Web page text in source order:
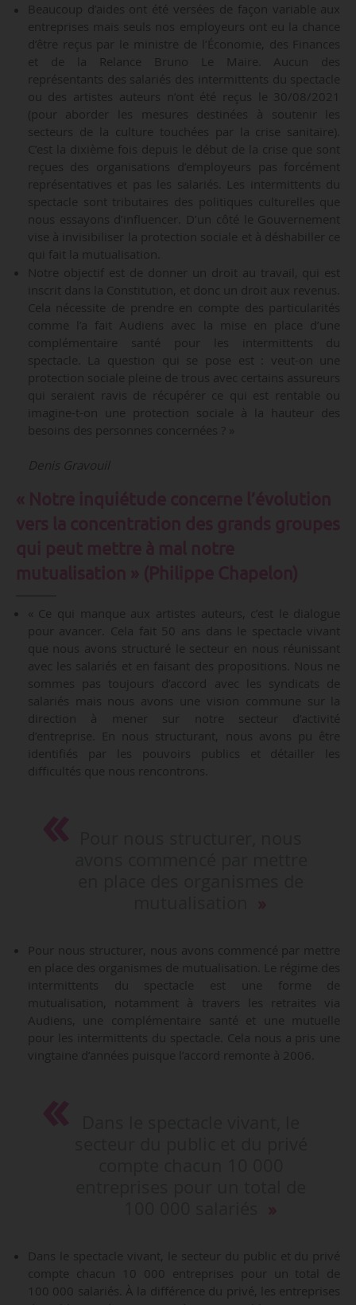
Beaucoup d’aides ont été versées de façon variable aux
entreprises mais seuls nos employeurs ont eu la chance
d’être reçus par le ministre de l’Économie, des Finances
et de la Relance Bruno Le Maire. Aucun des
représentants des salariés des intermittents du spectacle
ou des artistes auteurs n’ont été reçus le 30/08/2021
(pour aborder les mesures destinées à soutenir les
secteurs de la culture touchées par la crise sanitaire).
C’est la dixième fois depuis le début de la crise que sont
reçues des organisations d’employeurs pas forcément
représentatives et pas les salariés. Les intermittents du
spectacle sont tributaires des politiques culturelles que
nous essayons d’influencer. D’un côté le Gouvernement
vise à invisibiliser la protection sociale et à déshabiller ce
qui fait la mutualisation.
Notre objectif est de donner un droit au travail, qui est
inscrit dans la Constitution, et donc un droit aux revenus.
Cela nécessite de prendre en compte des particularités
comme l’a fait Audiens avec la mise en place d’une
complémentaire santé pour les intermittents du
spectacle. La question qui se pose est : veut-on une
protection sociale pleine de trous avec certains assureurs
qui seraient ravis de récupérer ce qui est rentable ou
imagine-t-on une protection sociale à la hauteur des
besoins des personnes concernées ? »
Denis Gravouil
« Ce qui manque aux artistes auteurs, c’est le dialogue
pour avancer. Cela fait 50 ans dans le spectacle vivant
que nous avons structuré le secteur en nous réunissant
avec les salariés et en faisant des propositions. Nous ne
sommes pas toujours d’accord avec les syndicats de
salariés mais nous avons une vision commune sur la
direction à mener sur notre secteur d’activité
d’entreprise. En nous structurant, nous avons pu être
identifiés par les pouvoirs publics et détailler les
difficultés que nous rencontrons.
Pour nous structurer, nous avons commencé par mettre
en place des organismes de mutualisation. Le régime des
intermittents du spectacle est une forme de
mutualisation, notamment à travers les retraites via
Audiens, une complémentaire santé et une mutuelle
pour les intermittents du spectacle. Cela nous a pris une
vingtaine d’années puisque l’accord remonte à 2006.
Dans le spectacle vivant, le secteur du public et du privé
compte chacun 10 000 entreprises pour un total de
100 000 salariés. À la différence du privé, les entreprises